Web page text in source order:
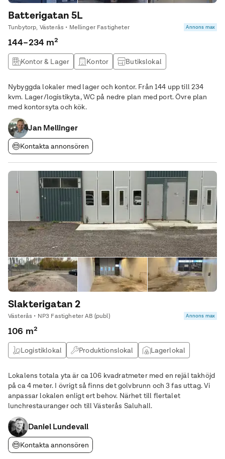
Batterigatan 5L
Tunbytorp, Västerås • Mellinger Fastigheter Annons max
144–234 m²
Kontor & Lager Kontor
Butikslokal
Nybyggda lokaler med lager och kontor. Från 144 upp till 234
kvm. Lager/logistikyta, WC på nedre plan med port. Övre plan
med kontorsyta och kök.
Jan Mellinger
Kontakta annonsören
Slakterigatan 2
Västerås • NP3 Fastigheter AB (publ) Annons max
106 m²
Logistiklokal Produktionslokal
Lagerlokal
Lokalens totala yta är ca 106 kvadratmeter med en rejäl takhöjd
på ca 4 meter. I övrigt så finns det golvbrunn och 3 fas uttag. Vi
anpassar lokalen enligt ert behov. Närhet till flertalet
lunchrestauranger och till Västerås Saluhall.
Daniel Lundevall
Kontakta annonsören